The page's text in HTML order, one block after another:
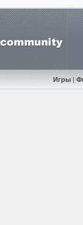
Игры|